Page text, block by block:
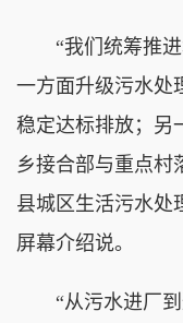
“我们统筹推进
一方面升级污水处
稳定达标排放；另
乡接合部与重点村
县城区生活污水处
屏幕介绍说。
“从污水进厂到